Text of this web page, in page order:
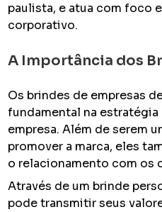
paulista, e atua com foco
corporativo.
A Importância dos
Os brindes de empresas
fundamental na estratégia
empresa. Além de serem
promover a marca, eles
o relacionamento com os
Através de um brinde
pode transmitir seus